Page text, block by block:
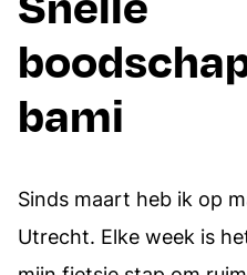
bami
Sinds maart heb ik op
Utrecht. Elke week is